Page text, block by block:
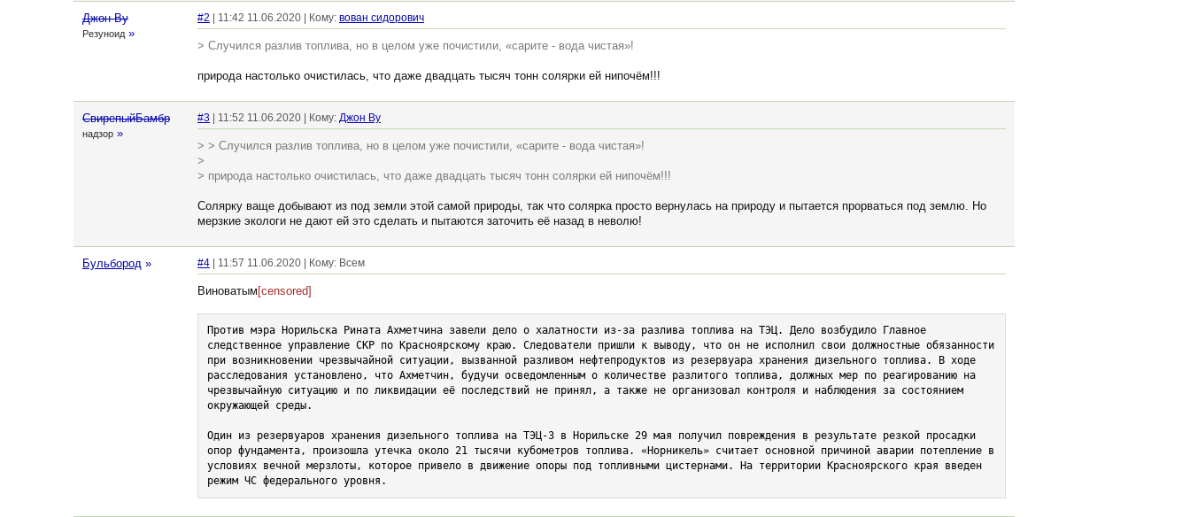
Джон Ву
Резуноид »
#2 | 11:42 11.06.2020 | Кому: вован сидорович
> Случился разлив топлива, но в целом уже почистили, «сарите - вода чистая»!
природа настолько очистилась, что даже двадцать тысяч тонн солярки ей нипочём!!!
СвирепыйБамбр
надзор »
#3 | 11:52 11.06.2020 | Кому: Джон Ву
> > Случился разлив топлива, но в целом уже почистили, «сарите - вода чистая»!
>
> природа настолько очистилась, что даже двадцать тысяч тонн солярки ей нипочём!!!
Солярку ваще добывают из под земли этой самой природы, так что солярка просто вернулась на природу и пытается прорваться под землю. Но
мерзкие экологи не дают ей это сделать и пытаются заточить её назад в неволю!
Бульбород » #4 | 11:57 11.06.2020 | Кому: Всем
Виноватым [censored]
Против мэра Норильска Рината Ахметчина завели дело о халатности из-за разлива топлива на ТЭЦ. Дело возбудило Главное
следственное управление СКР по Красноярскому краю. Следователи пришли к выводу, что он не исполнил свои должностные обязанности
при возникновении чрезвычайной ситуации, вызванной разливом нефтепродуктов из резервуара хранения дизельного топлива. В ходе
расследования установлено, что Ахметчин, будучи осведомленным о количестве разлитого топлива, должных мер по реагированию на
чрезвычайную ситуацию и по ликвидации её последствий не принял, а также не организовал контроля и наблюдения за состоянием
окружающей среды.
Один из резервуаров хранения дизельного топлива на ТЭЦ-3 в Норильске 29 мая получил повреждения в результате резкой просадки
опор фундамента, произошла утечка около 21 тысячи кубометров топлива. «Норникель» считает основной причиной аварии потепление в
условиях вечной мерзлоты, которое привело в движение опоры под топливными цистернами. На территории Красноярского края введен
режим ЧС федерального уровня.